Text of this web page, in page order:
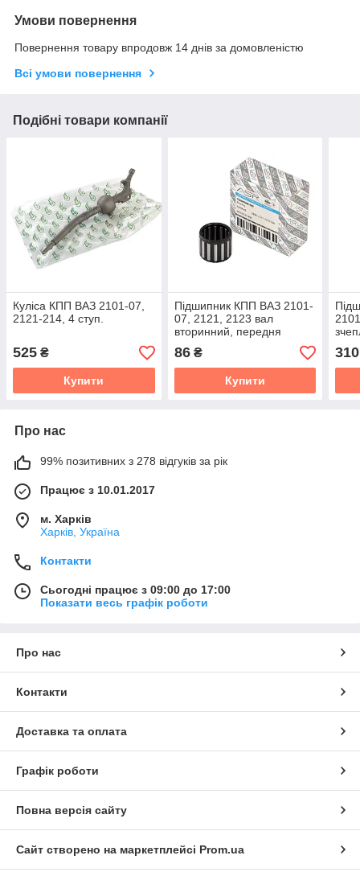
Умови повернення
Повернення товару впродовж 14 днів за домовленістю
Всі умови повернення
Подібні товари компанії
Куліса КПП ВАЗ 2101-07,
2121-214, 4 ступ.
525 ₴
Купити
Підшипник КПП ВАЗ 2101-
07, 2121, 2123 вал
вторинний, передня
опора
86₴
Купити
310
Про нас
99% позитивних з 278 відгуків за рік
Працює з 10.01.2017
м. Харків
Харків, Україна
Контакти
Сьогодні працює з 09:00 до 17:00
Показати весь графік роботи
Про нас
Контакти
Доставка та оплата
Графік роботи
Повна версія сайту
Сайт створено на маркетплейсі Prom.ua